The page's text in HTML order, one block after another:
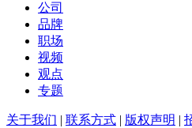
公司
品牌
职场
视频
观点
专题
关于我们 | 联系方式 | 版权声明 |